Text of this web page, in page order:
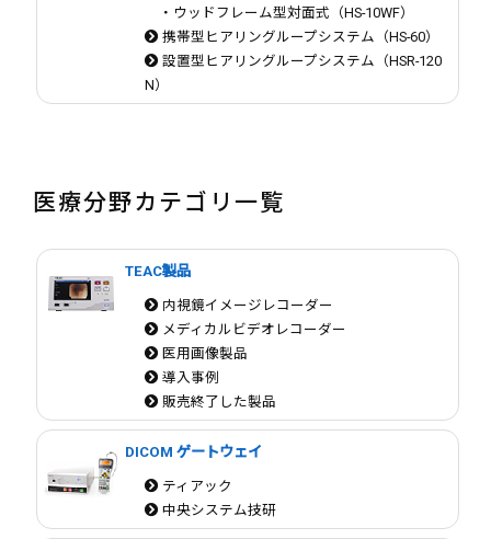
・ウッドフレーム型対面式（HS-10WF）
携帯型ヒアリングループシステム（HS-60）
設置型ヒアリングループシステム（HSR-120
N）
医療分野カテゴリ一覧
TEAC製品
内視鏡イメージレコーダー
メディカルビデオレコーダー
医用画像製品
導入事例
販売終了した製品
DICOM ゲートウェイ
ティアック
中央システム技研